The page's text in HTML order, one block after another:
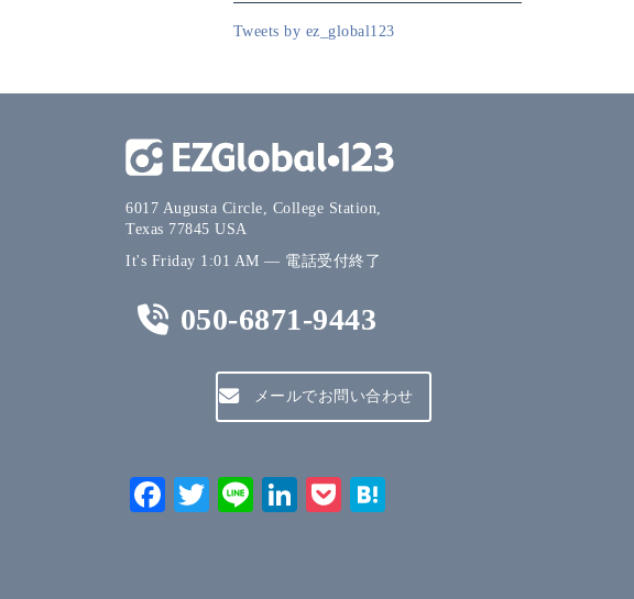
Tweets by ez_global123
6017 Augusta Circle, College Station,
Texas 77845 USA
It's Friday 1:01 AM — 電話受付終了
050-6871-9443
メールでお問い合わせ
Facebook
Twitter
LineLinkedIn
Pocket